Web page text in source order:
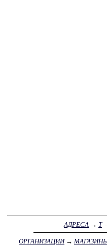
АДРЕСА → Т
ОРГАНИЗАЦИИ→